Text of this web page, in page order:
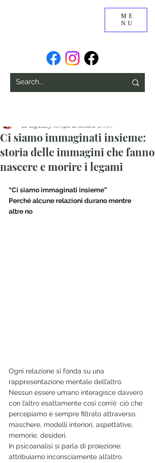
ME
NU
Ci siamo immaginati insieme:
storia delle immagini che fanno
nascere e morire i legami
10 lug 2025 Tempo di lettura: 2 min
“Ci siamo immaginati insieme”
Perché alcune relazioni durano mentre
altre no
Ogni relazione si fonda su una
rappresentazione mentale dell’altro.
Nessun essere umano interagisce davvero
con l’altro esattamente così com’è: ciò che
percepiamo è sempre filtrato attraverso,
maschere, modelli interiori, aspettative,
memorie, desideri.
In psicoanalisi si parla di proiezione:
attribuiamo inconsciamente all’altro